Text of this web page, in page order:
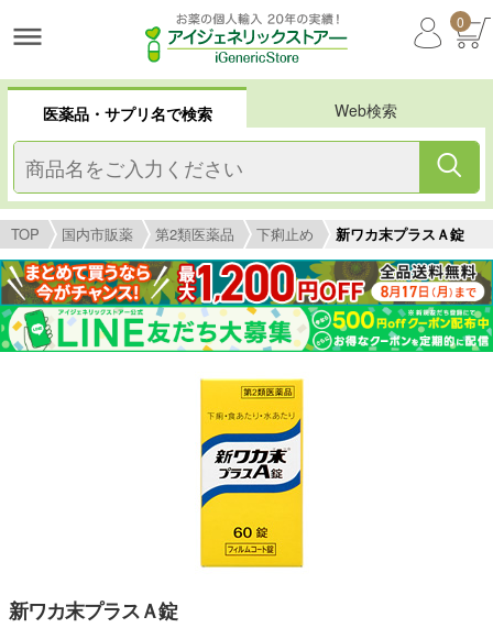
0
医薬品・サプリ名で検索 Web検索
TOP 国内市販薬 第2類医薬品 下痢止め 新ワカ末プラスＡ錠
新ワカ末プラスＡ錠